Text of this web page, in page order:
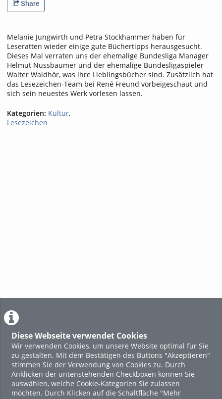
Diese Webseite verwendet Cookies
Wir verwenden Cookies, um unsere Website optimal für Sie
zu gestalten. Mit dem Bestätigen des Buttons "Akzeptieren"
stimmen Sie der Verwendung von Cookies zu. Durch
Anklicken der untenstehenden Checkboxen können Sie
auswählen, welche Cookie-Kategorien Sie zulassen
möchten. Durch Klicken auf die Schaltfläche "Mehr
Share
Melanie Jungwirth und Petra Stockhammer haben für
Leseratten wieder einige gute Büchertipps herausgesucht.
Dieses Mal verraten uns der ehemalige Bundesliga Manager
Helmut Nussbaumer und der ehemalige Bundesligaspieler
Walter Waldhör, was ihre Lieblingsbücher sind. Zusätzlich hat
das Lesezeichen-Team bei René Freund vorbeigeschaut und
sich sein neuestes Werk vorlesen lassen.
Kategorien: Kultur,
Lesezeichen